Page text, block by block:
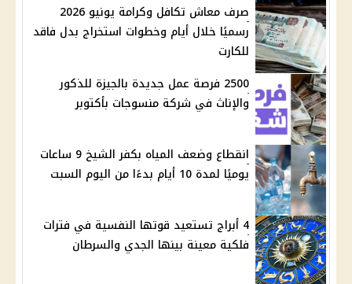
صرف معاش تكافل وكرامة يونيو 2026
رسميًا خلال أيام وخطوات استخراج بدل فاقد
للكارت
2500 فرصة عمل جديدة بالجيزة للذكور
والإناث في شركة منسوجات بأكتوبر
انقطاع وضعف المياه بكفر الشيخ 9 ساعات
يوميًا لمدة 10 أيام بدءًا من اليوم السبت
4 أبراج تستعيد قوتها النفسية في فترات
فلكية معينة بينها الجدي والسرطان